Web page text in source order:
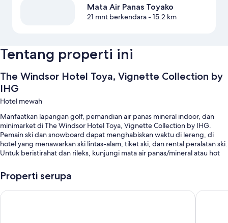
Mata Air Panas Toyako
21 mnt berkendara- 15.2 km
Tentang properti ini
The Windsor Hotel Toya, Vignette Collection by
IHG
Hotel mewah
Manfaatkan lapangan golf, pemandian air panas mineral indoor, dan
minimarket di The Windsor Hotel Toya, Vignette Collection by IHG.
Pemain ski dan snowboard dapat menghabiskan waktu di lereng, di
hotel yang menawarkan ski lintas-alam, tiket ski, dan rental peralatan ski.
Untuk beristirahat dan rileks, kunjungi mata air panas/mineral atau hot
Aromaterapi. Restoran masakan Prancis di properti ini, Gilligans Island,
menawarkan sarapan, makan siang, dan makan malam. Nikmati aktivitas
di properti seperti seluncur salju, snow tubing, dan berkuda. Akses
Internet nirkabel gratis serta pusat perbelanjaan di properti dan mini
Properti serupa
WE Hotel Toya - Dusit Collection